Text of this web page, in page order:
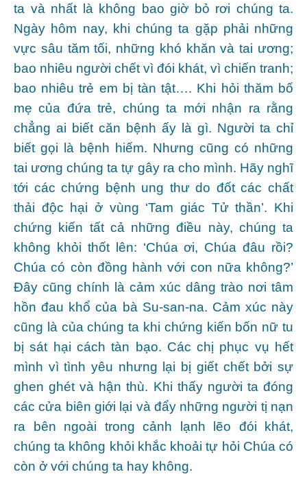
ta và nhất là không bao giờ bỏ rơi chúng ta.
Ngày hôm nay, khi chúng ta gặp phải những
vực sâu tăm tối, những khó khăn và tai ương;
bao nhiêu người chết vì đói khát, vì chiến tranh;
bao nhiêu trẻ em bị tàn tật…. Khi hỏi thăm bố
mẹ của đứa trẻ, chúng ta mới nhận ra rằng
chẳng ai biết căn bệnh ấy là gì. Người ta chỉ
biết gọi là bệnh hiếm. Nhưng cũng có những
tai ương chúng ta tự gây ra cho mình. Hãy nghĩ
tới các chứng bệnh ung thư do đốt các chất
thải độc hại ở vùng ‘Tam giác Tử thần’. Khi
chứng kiến tất cả những điều này, chúng ta
không khỏi thốt lên: ‘Chúa ơi, Chúa đâu rồi?
Chúa có còn đồng hành với con nữa không?’
Đây cũng chính là cảm xúc dâng trào nơi tâm
hồn đau khổ của bà Su-san-na. Cảm xúc này
cũng là của chúng ta khi chứng kiến bốn nữ tu
bị sát hại cách tàn bạo. Các chị phục vụ hết
mình vì tình yêu nhưng lại bị giết chết bởi sự
ghen ghét và hận thù. Khi thấy người ta đóng
các cửa biên giới lại và đẩy những người tị nạn
ra bên ngoài trong cảnh lạnh lẽo đói khát,
chúng ta không khỏi khắc khoải tự hỏi Chúa có
còn ở với chúng ta hay không.